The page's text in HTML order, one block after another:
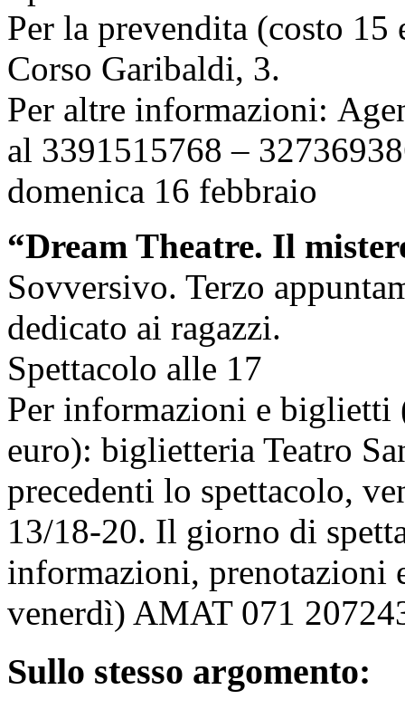
Per la prevendita (costo
Corso Garibaldi, 3.
Per altre informazioni:
al 3391515768 –
domenica 16 febbraio
“Dream Theatre. Il
Sovversivo. Terzo
dedicato ai ragazzi.
Spettacolo alle 17
Per informazioni e biglietti
euro): biglietteria Teatro
precedenti lo spettacolo,
13/18-20. Il giorno di
informazioni, prenotazioni
venerdì) AMAT 071
Sullo stesso argomento: